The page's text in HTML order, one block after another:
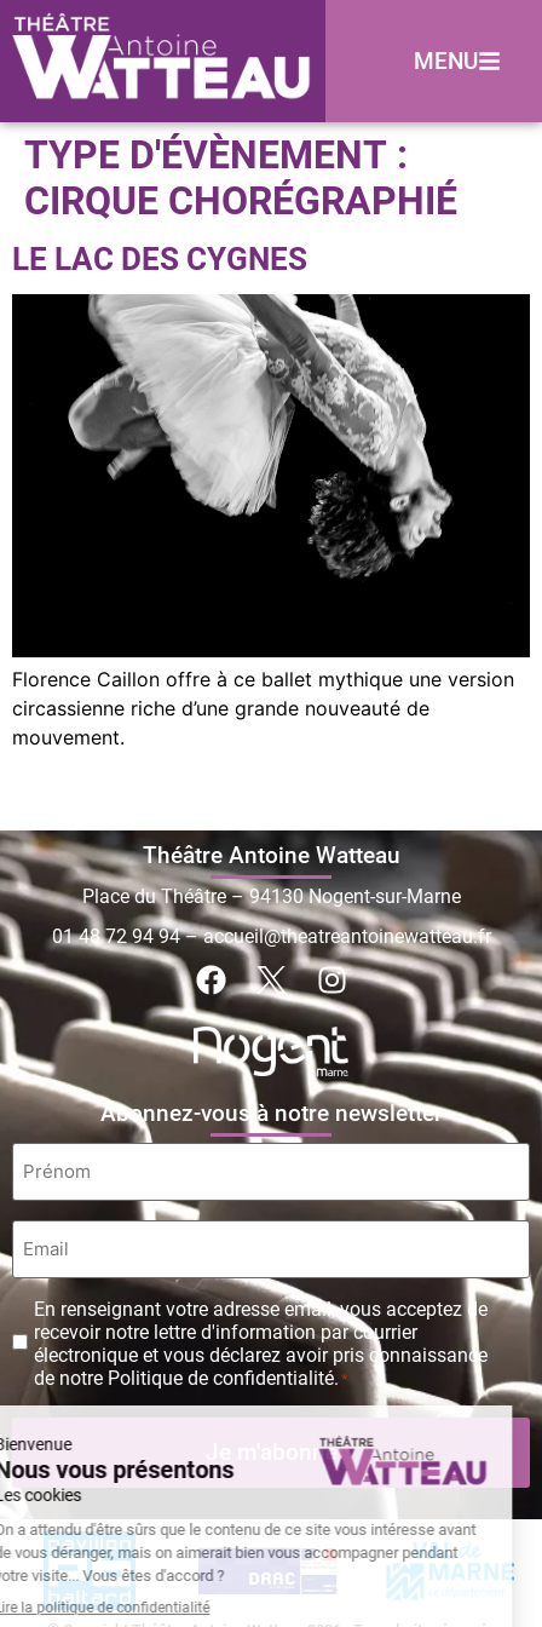
MENU
TYPE D'ÉVÈNEMENT :
CIRQUE CHORÉGRAPHIÉ
LE LAC DES CYGNES
Florence Caillon offre à ce ballet mythique une version
circassienne riche d’une grande nouveauté de
mouvement.
Théâtre Antoine Watteau
Place du Théâtre – 94130 Nogent-sur-Marne
01 48 72 94 94–accueil@theatreantoinewatteau.fr
Abonnez-vous à notre newsletter
Prénom
Email
Protection
des
données
personnelles
*
En renseignant votre adresse email, vous acceptez de
recevoir notre lettre d'information par courrier
électronique et vous déclarez avoir pris connaissance
de notre Politique de confidentialité. *